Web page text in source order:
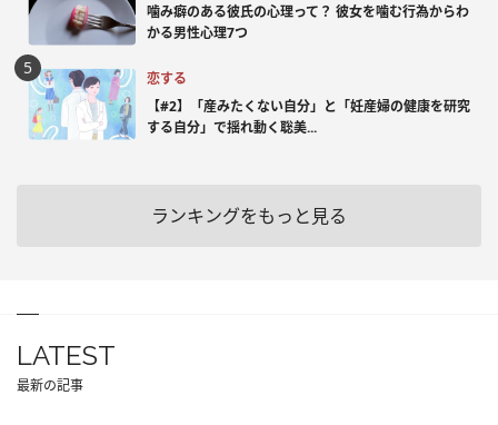
噛み癖のある彼氏の心理って？ 彼女を噛む行為からわ
かる男性心理7つ
恋する
【#2】「産みたくない自分」と「妊産婦の健康を研究
する自分」で揺れ動く聡美...
ランキングをもっと見る
LATEST
最新の記事